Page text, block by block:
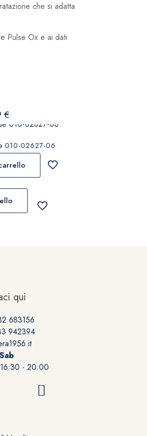
che si adatta
Pulse Ox e ai dati
€
010-02627-06
qui
683156
942394
- 20:00